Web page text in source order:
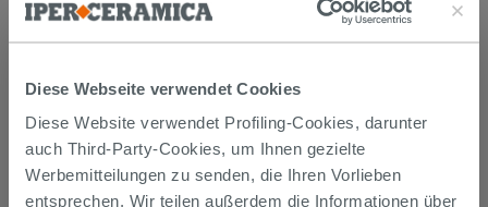
Diese Webseite verwendet Cookies
Diese Website verwendet Profiling-Cookies, darunter
auch Third-Party-Cookies, um Ihnen gezielte
Werbemitteilungen zu senden, die Ihren Vorlieben
entsprechen. Wir teilen außerdem die Informationen über
Versand